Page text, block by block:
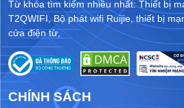
Từ khóa tìm kiếm nhiều nhất:Thiết bị
T2QWIFI,Bộ phát wifi Ruijie,thiết bị
cửa điện từ,
CHÍNH SÁCH